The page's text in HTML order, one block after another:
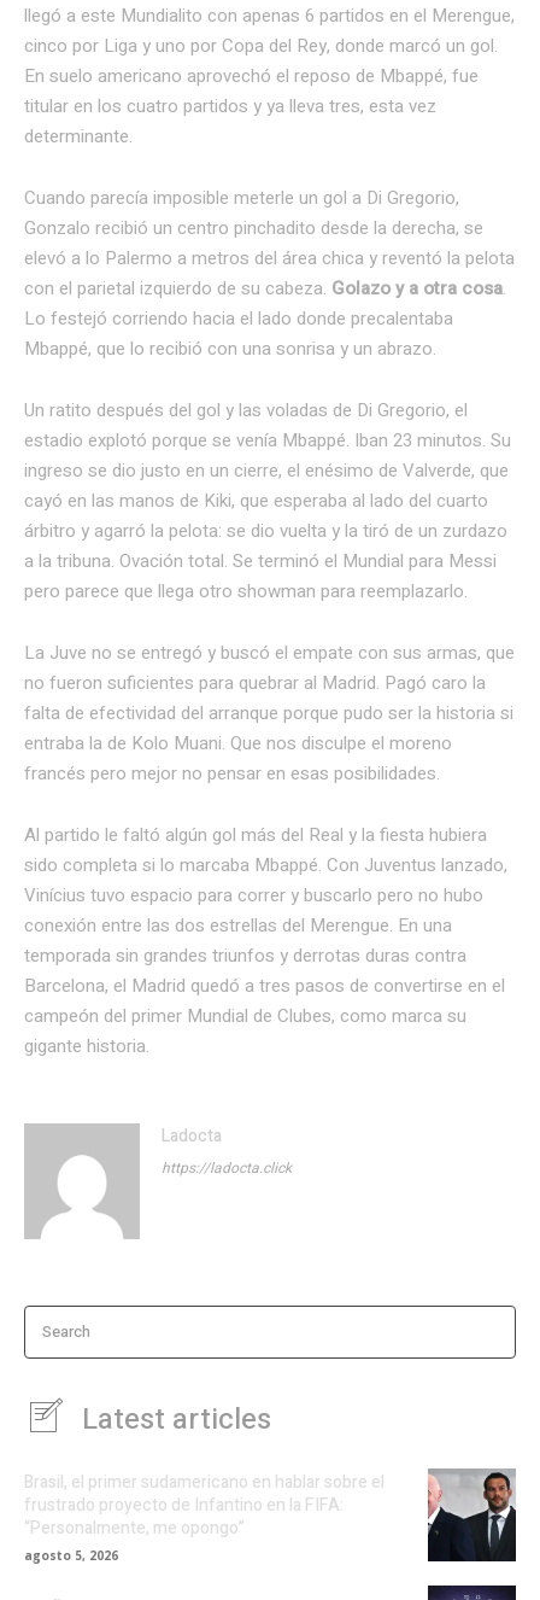
llegó a este Mundialito con apenas 6 partidos en el Merengue,
cinco por Liga y uno por Copa del Rey, donde marcó un gol.
En suelo americano aprovechó el reposo de Mbappé, fue
titular en los cuatro partidos y ya lleva tres, esta vez
determinante.
Cuando parecía imposible meterle un gol a Di Gregorio,
Gonzalo recibió un centro pinchadito desde la derecha, se
elevó a lo Palermo a metros del área chica y reventó la pelota
con el parietal izquierdo de su cabeza. Golazo y a otra cosa.
Lo festejó corriendo hacia el lado donde precalentaba
Mbappé, que lo recibió con una sonrisa y un abrazo.
Un ratito después del gol y las voladas de Di Gregorio, el
estadio explotó porque se venía Mbappé. Iban 23 minutos. Su
ingreso se dio justo en un cierre, el enésimo de Valverde, que
cayó en las manos de Kiki, que esperaba al lado del cuarto
árbitro y agarró la pelota: se dio vuelta y la tiró de un zurdazo
a la tribuna. Ovación total. Se terminó el Mundial para Messi
pero parece que llega otro showman para reemplazarlo.
La Juve no se entregó y buscó el empate con sus armas, que
no fueron suficientes para quebrar al Madrid. Pagó caro la
falta de efectividad del arranque porque pudo ser la historia si
entraba la de Kolo Muani. Que nos disculpe el moreno
francés pero mejor no pensar en esas posibilidades.
Al partido le faltó algún gol más del Real y la fiesta hubiera
sido completa si lo marcaba Mbappé. Con Juventus lanzado,
Vinícius tuvo espacio para correr y buscarlo pero no hubo
conexión entre las dos estrellas del Merengue. En una
temporada sin grandes triunfos y derrotas duras contra
Barcelona, el Madrid quedó a tres pasos de convertirse en el
campeón del primer Mundial de Clubes, como marca su
gigante historia.
Ladocta
https://ladocta.click
Search
Latest articles
Brasil, el primer sudamericano en hablar sobre el
frustrado proyecto de Infantino en la FIFA:
“Personalmente, me opongo”
agosto 5, 2026